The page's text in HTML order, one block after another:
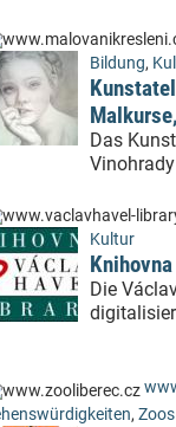
Bildung,
Das
Kultur
Die
,